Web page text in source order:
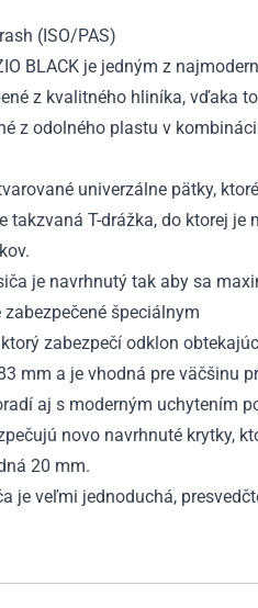
(ISO/PAS)
BLACK je jedným z
z kvalitného hliníka, vďaka
z odolného plastu v
univerzálne pätky,
takzvaná T-drážka, do ktorej
je navrhnutý tak aby sa
špeciálnym
zabezpečí odklon
mm a je vhodná pre väčšinu
aj s moderným uchytením
novo navrhnuté krytky,
20 mm.
je veľmi jednoduchá,